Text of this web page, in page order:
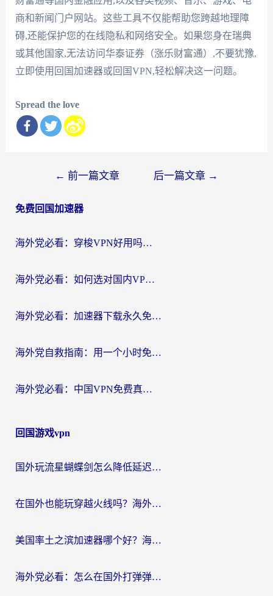
商和新闻门户网站。这些工具不仅能帮助您跨越地理障
碍,还能保护您的在线隐私和网络安全。如果您身在瑞典
或其他国家,无法访问华泰证券（涨乐财富通）,不要犹豫,
立即使用回国加速器或回国VPN,轻松解决这一问题。
Spread the love
导
← 前一篇文章 后一篇文章 →
免费回国加速器
海外党必看：穿梭VPN好用吗？和云帆VPN对比哪个回国效果更好？附真实测评+避坑指南
海外党必看：如何选对国内VPN，实现无缝访问国内资源？
海外党必看：加速器下载永久免费版真的存在吗？教你无缝访问国内资源的正确姿势
海外党自救指南：用一个小时免费加速器，轻松打破国内资源访问壁垒？
海外党必看：中国VPN免费真的靠谱吗？手把手教你选对回国加速器
回国游戏vpn
国外玩流星蝴蝶剑怎么降低延迟？海外党必看的加速秘籍（含欧洲鸣潮&彩虹岛优化攻略）
在国外也能玩穿越火线吗？海外玩家国服游戏畅玩终极指南
美国率土之滨加速器哪个好？海外党国服游戏畅玩终极指南（附多游戏解决方案）
海外党必看：怎么在国外打弹弹堂不卡？番茄加速器亲测指南